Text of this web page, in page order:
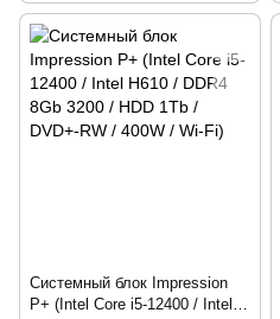
Системный блок Impression
P+ (Intel Core i5-12400 / Intel